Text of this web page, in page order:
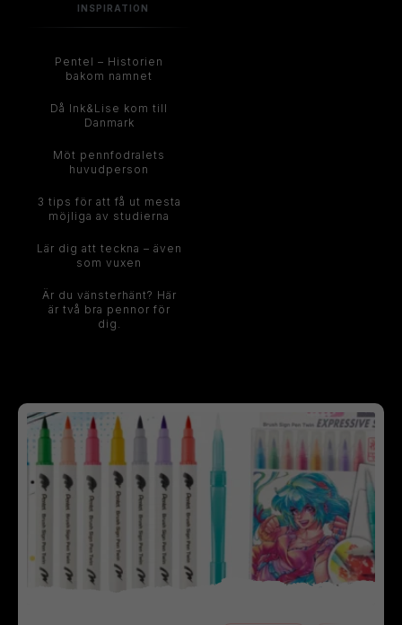
INSPIRATION
Pentel – Historien
bakom namnet
Då Ink&Lise kom till
Danmark
Möt pennfodralets
huvudperson
3 tips för att få ut mesta
möjliga av studierna
Lär dig att teckna – även
som vuxen
Är du vänsterhänt? Här
är två bra pennor för
dig.